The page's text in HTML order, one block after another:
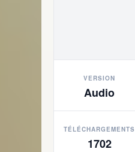
VERSION
Audio
TÉLÉCHARGEMENTS
1702